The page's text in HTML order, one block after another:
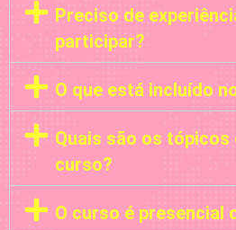
Preciso de
participar?
O que está incluído
Quais são os
curso?
O curso é presencial